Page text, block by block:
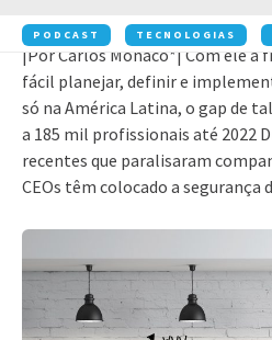
PODCAST TECNOLOGIAS
|Por Carlos Monaco*| Com ele à
fácil planejar, definir e
só na América Latina, o gap de
a 185 mil profissionais até 2022
recentes que paralisaram
CEOs têm colocado a